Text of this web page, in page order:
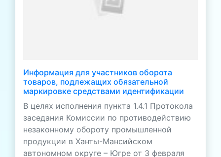
Информация для участников оборота
товаров, подлежащих обязательной
маркировке средствами идентификации
В целях исполнения пункта 1.4.1 Протокола
заседания Комиссии по противодействию
незаконному обороту промышленной
продукции в Ханты-Мансийском
автономном округе – Югре от 3 февраля